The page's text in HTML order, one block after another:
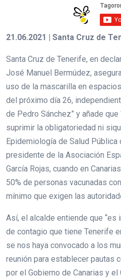
21.06.2021 | Santa Cruz de
Santa Cruz de Tenerife, en
José Manuel Bermúdez,
uso de la mascarilla en
del próximo día 26,
de Pedro Sánchez” y añade
suprimir la obligatoriedad ni
Epidemiología de Salud Pública
presidente de la Asociación
García Rojas, cuando en
50% de personas vacunadas
mínimo que exigen las
Así, el alcalde entiende que “es
de contagio que tiene Tenerife
se nos haya convocado a los
reunión para establecer pautas
por el Gobierno de Canarias y